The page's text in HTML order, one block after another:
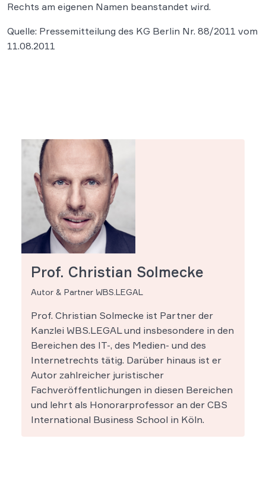
Rechts am eigenen Namen beanstandet wird.
Quelle: Pressemitteilung des KG Berlin Nr. 88/2011 vom
11.08.2011
Prof. Christian Solmecke
Autor & Partner WBS.LEGAL
Prof. Christian Solmecke ist Partner der
Kanzlei WBS.LEGAL und insbesondere in den
Bereichen des IT-, des Medien- und des
Internetrechts tätig. Darüber hinaus ist er
Autor zahlreicher juristischer
Fachveröffentlichungen in diesen Bereichen
und lehrt als Honorarprofessor an der CBS
International Business School in Köln.